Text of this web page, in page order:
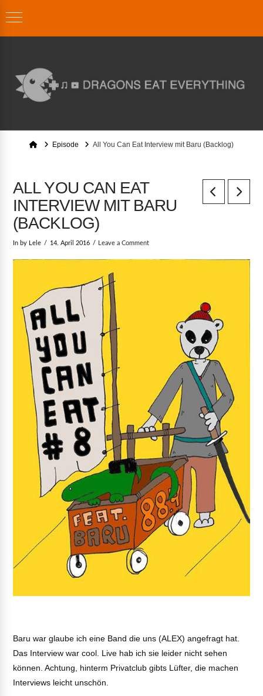
HomeEpisode All You Can Eat Interview mit Baru (Backlog)
ALL YOU CAN EAT
INTERVIEW MIT BARU
(BACKLOG)
In by Lele 14. April 2016 Leave a Comment
Baru war glaube ich eine Band die uns (ALEX) angefragt hat.
Das Interview war cool. Live hab ich sie leider nicht sehen
können. Achtung, hinterm Privatclub gibts Lüfter, die machen
Interviews leicht unschön.